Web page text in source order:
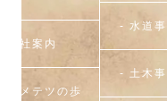
会社案内
ウメテツの歩
- 水道事
- 土木事